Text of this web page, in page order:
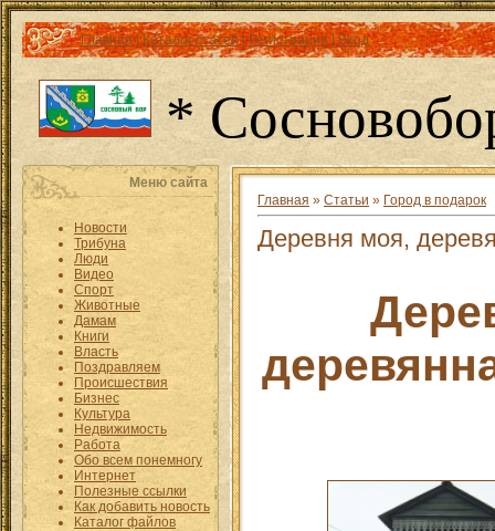
Главная|Каталог статей|Регистрация |Вход
*
Меню сайта
Новости
Трибуна
Люди
Видео
Спорт
Животные
Дамам
Книги
Власть
Поздравляем
Происшествия
Бизнес
Культура
Недвижимость
Работа
Обо всем понемногу
Интернет
Полезные ссылки
Как добавить новость
Каталог файлов
Главная » Статьи » Город в подарок
Деревня моя,